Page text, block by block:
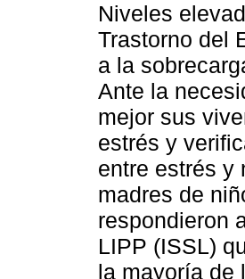
Niveles
Trastorno del
a la
Ante la
mejor sus
estrés y
entre estrés y
madres de
respondieron
LIPP (ISSL)
la mayoría de